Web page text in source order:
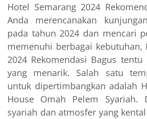
Hotel Semarang 2024
Anda merencanakan
pada tahun 2024 dan mencari
memenuhi berbagai kebutuhan,
2024 Rekomendasi Bagus
yang menarik. Salah satu
untuk dipertimbangkan adalah
House Omah Pelem Syariah.
syariah dan atmosfer yang